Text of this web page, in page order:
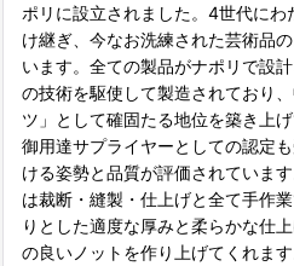
ポリに設立されました。4世代に
け継ぎ、今なお洗練された芸術品
います。全ての製品がナポリで設
の技術を駆使して製造されており
ツ」として確固たる地位を築き上
御用達サプライヤーとしての認定
ける姿勢と品質が評価されていま
は裁断・縫製・仕上げと全て手作
りとした適度な厚みと柔らかな仕
の良いノットを作り上げてくれま